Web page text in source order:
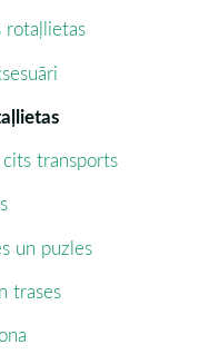
rotaļlietas
transports
un puzles
trases